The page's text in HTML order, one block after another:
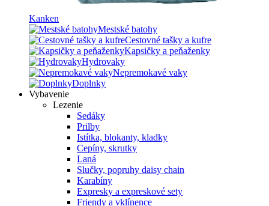
Kanken
Mestské batohy
Cestovné tašky a kufre
Kapsičky a peňaženky
Hydrovaky
Nepremokavé vaky
Doplnky
Vybavenie
Lezenie
Sedáky
Prilby
Istítka, blokanty, kladky
Cepíny, skrutky
Laná
Slučky, popruhy daisy chain
Karabíny
Expresky a expreskové sety
Friendy a vklínence